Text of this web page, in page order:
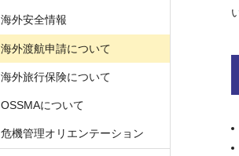
海外安全情報
海外渡航申請について
海外旅行保険について
OSSMAについて
危機管理オリエンテーション